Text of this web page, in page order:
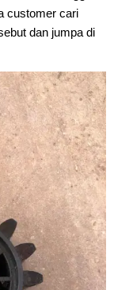
customer cari
dan jumpa di